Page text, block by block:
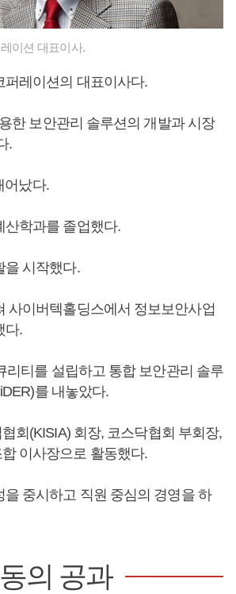
이션 대표이사.
퍼레이션의 대표이사다.
한 보안관리 솔루션의 개발과 시장
.
어났다.
산학과를 졸업했다.
을 시작했다.
사이버텍홀딩스에서 정보보안사업
다.
리티를 설립하고 통합 보안관리 솔루
를 내놓았다.
회(KISIA) 회장, 코스닥협회 부회장,
이사장으로 활동했다.
중시하고 직원 중심의 경영을 하
의 공과